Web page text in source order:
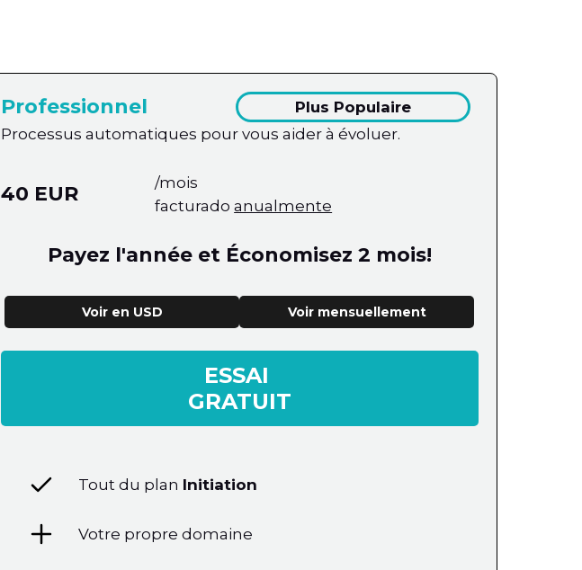
Professionnel
Plus Populaire
Processus automatiques pour vous aider à évoluer.
40 EUR
/mois
facturadoanualmente
Payez l'année et Économisez 2 mois!
Voir en USD Voir mensuellement
ESSAI
GRATUIT
Tout du plan Initiation
Votre propre domaine